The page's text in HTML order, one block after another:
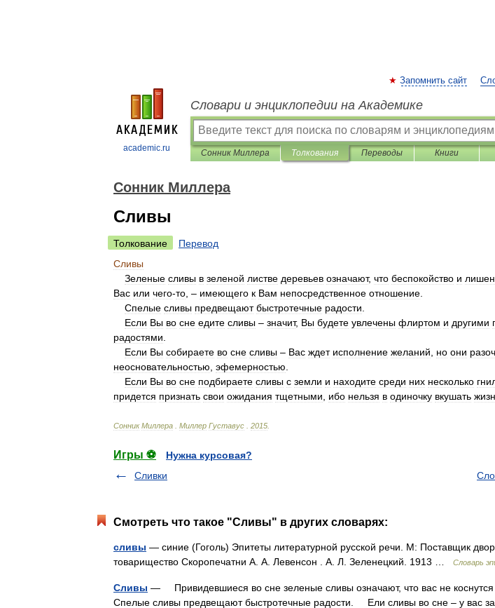
academic.ru
Запомнить сайт
Словари и энциклопедии на Академике
Сонник Миллера Толкования Переводы Книги
Сонник Миллера
Сливы
Толкование
Перевод
Сливы
Зеленые сливы в зеленой листве деревьев означают, что беспокойство и
Вас или чего-то , – имеющего к Вам непосредственное отношение
Спелые сливы предвещают быстротечные радости
Если Вы во сне едите сливы – значит, Вы будете увлечены флиртом и другими
радостями
Если Вы собираете во сне сливы – Вас ждет исполнение желаний но они
неосновательностью эфемерностью
Если Вы во сне подбираете сливы с земли и находите среди них несколько
придется признать свои ожидания тщетными ибо нельзя в одиночку вкушать
Сонник Миллера Миллер Густавус 2015
Игры ⚽
Нужна курсовая?
Сливки
Смотреть что такое "Сливы" в других словарях:
сливы — синие (Гоголь) Эпитеты литературной русской речи. М: Поставщик
товарищество Скоропечатни А. А. Левенсон . А. Л. Зеленецкий. 1913 …
Словарь
Сливы — Привидевшиеся во сне зеленые сливы означают, что вас не
Спелые сливы предвещают быстротечные радости. Ели сливы во сне – у вас